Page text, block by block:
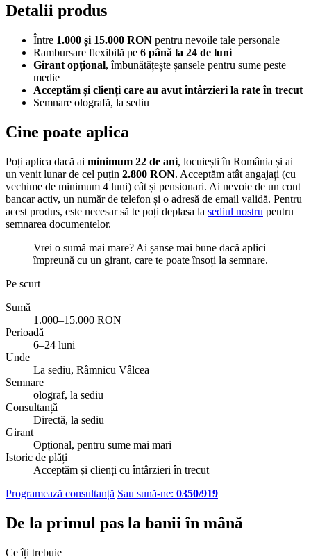
Detalii produs
Între 1.000 și 15.000 RON pentru nevoile tale personale
Rambursare flexibilă pe 6 până la 24 de luni
Girant opțional, îmbunătățește șansele pentru sume peste
medie
Acceptăm și clienți care au avut întârzieri la rate în trecut
Semnare olografă, la sediu
Cine poate aplica
Poți aplica dacă ai minimum 22 de ani, locuiești în România și ai
un venit lunar de cel puțin 2.800 RON. Acceptăm atât angajați (cu
vechime de minimum 4 luni) cât și pensionari. Ai nevoie de un cont
bancar activ, un număr de telefon și o adresă de email validă. Pentru
acest produs, este necesar să te poți deplasa la sediul nostru pentru
semnarea documentelor.
Vrei o sumă mai mare? Ai șanse mai bune dacă aplici
împreună cu un girant, care te poate însoți la semnare.
Pe scurt
Sumă
1.000–15.000 RON
Perioadă
6–24 luni
Unde
La sediu, Râmnicu Vâlcea
Semnare
olograf, la sediu
Consultanță
Directă, la sediu
Girant
Opțional, pentru sume mai mari
Istoric de plăți
Acceptăm și clienți cu întârzieri în trecut
Programează consultanță Sau sună-ne: 0350/919
De la primul pas la banii în mână
Ce îți trebuie